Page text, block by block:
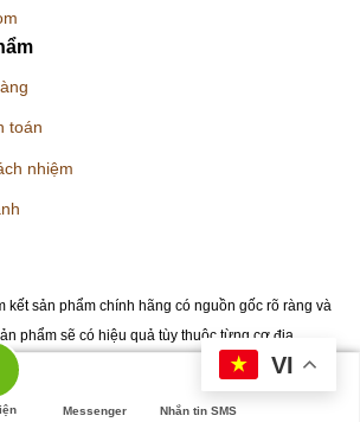
toán
nhiệm
kết sản phẩm chính hãng có nguồn gốc rõ ràng và
phẩm sẽ có hiệu quả tùy thuộc từng cơ địa.
2026 © Butiqlab.vn
VI
Messenger Nhắn tin SMS